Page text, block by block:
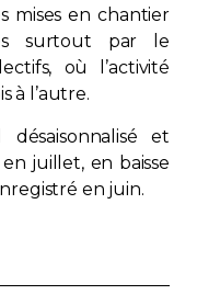
mises en chantier
surtout par le
où l’activité
à l’autre.
et
juillet, en baisse
en juin.